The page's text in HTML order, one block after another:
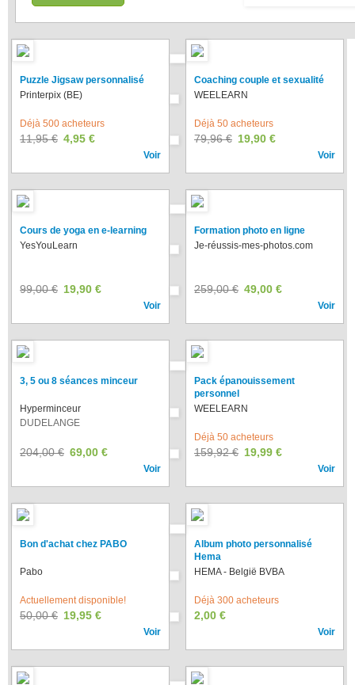
Puzzle Jigsaw personnalisé
Coaching couple et sexualité
Printerpix (BE)
WEELEARN
Déjà 500 acheteurs
11,95 € 4,95 €
Voir
Déjà 50 acheteurs
79,96 € 19,90 €
Voir
Cours de yoga en e-learning
Formation photo en ligne
YesYouLearn
Je-réussis-mes-photos com
99,00 € 19,90 €
Voir
259,00 € 49,00 €
Voir
3, 5 ou 8 séances minceur
Pack épanouissement
personnel
Hyperminceur
DUDELANGE
WEELEARN
204,00 € 69,00 €
Voir
Déjà 50 acheteurs
159,92 € 19,99 €
Voir
Bon d'achat chez PABO
Album photo personnalisé
Hema
Pabo
HEMA - België BVBA
Actuellement disponible!
50,00 € 19,95 €
Voir
Déjà 300 acheteurs
2,00 €
Voir